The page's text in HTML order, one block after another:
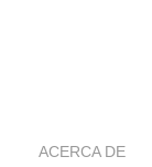
ACERCA DE